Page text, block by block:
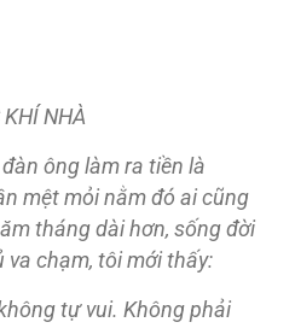
NHÀ
đàn ông làm ra tiền là
mệt mỏi nằm đó ai cũng
tháng dài hơn, sống đời
va chạm, tôi mới thấy:
tự vui. Không phải